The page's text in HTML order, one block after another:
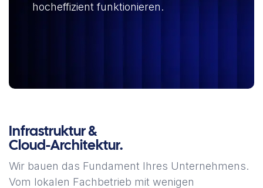
hocheffizient funktionieren.
Infrastruktur &
Cloud-Architektur.
Wir bauen das Fundament Ihres Unternehmens.
Vom lokalen Fachbetrieb mit wenigen